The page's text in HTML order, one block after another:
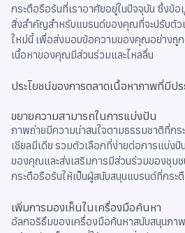
กระตือรือร้นที่เราอาศัยอยู่ในปัจจุบัน ซึ่งข้อ
สิ่งสำคัญสำหรับแบรนด์ของคุณที่จะปรับตั
ใหม่นี้ เพื่อส่งมอบข้อความของคุณอย่างถูก
เนื้อหาของคุณมีส่วนร่วมและไหลลื่น
ประโยชน์ของการตลาดเนื้อหาภาพที่มีป
ขยายความสามารถในการแบ่งปัน
ภาพถ่ายมีความน่าสนใจตามธรรมชาติที่กร
เชียลมีเดีย รวมตัวเลือกที่ง่ายต่อการแบ่ง
ของคุณและส่งเสริมการมีส่วนร่วมของชุมช
กระตือรือร้นให้เป็นผู้สนับสนุนแบรนด์ที่กระ
เพิ่มการมองเห็นในเครื่องมือค้นหา
อัลกอริธึมของเครื่องมือค้นหาสนับสนุนภาพ